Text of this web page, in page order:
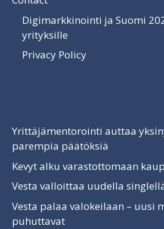
Digimarkkinointi ja Suomi
yrityksille
Privacy Policy
Yrittäjämentorointi auttaa
parempia päätöksiä
Kevyt alku varastottomaan
Vesta valloittaa uudella
Vesta palaa valokeilaan – uusi
puhuttavat